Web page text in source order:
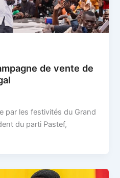
de vente de
par les festivités du Grand
du parti Pastef,